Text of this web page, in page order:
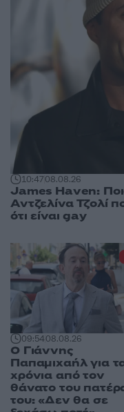
10:4708.08.26
James Haven:
Αντζελίνα Τζολί
ότι είναι gay
09:5408.08.26
Ο Γιάννης
Παπαμιχαήλ για
χρόνια από τον
θάνατο του
του: «Δεν θα σε